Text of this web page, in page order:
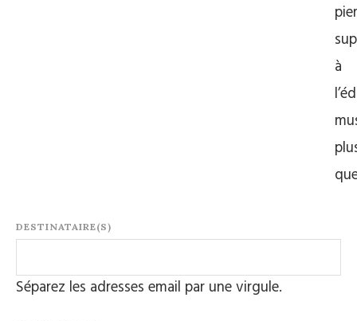
à
DESTINATAIRE(S)
Séparez les adresses email par une virgule.